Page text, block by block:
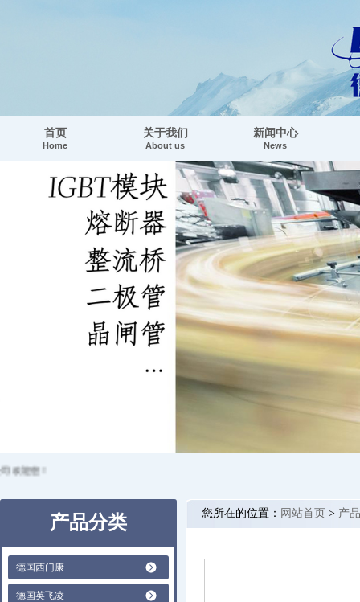
首页
Home
关于我们
About us
新闻中心
News
迎您！
产品分类
德国西门康
德国英飞凌
您所在的位置： 网站首页 > 产